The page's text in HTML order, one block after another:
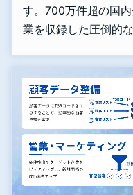
す。700万件超の国
業を収録した圧倒的